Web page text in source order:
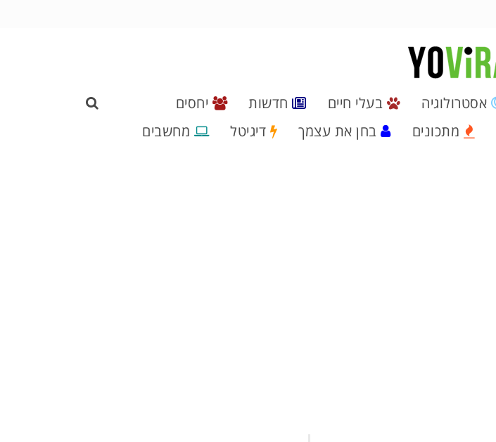
אסטרולוגיה בעלי חיים חדשות
יחסים
מתכונים בחן את עצמך דיגיטל
מחשבים